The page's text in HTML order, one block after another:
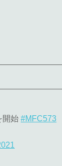
開始#MFC573